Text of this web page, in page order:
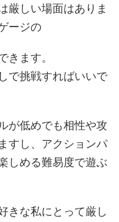
厳しい場面はありま
ージの
きます。
で挑戦すればいいで
が低めでも相性や攻
すし、アクションパ
しめる難易度で遊ぶ
きな私にとって厳し